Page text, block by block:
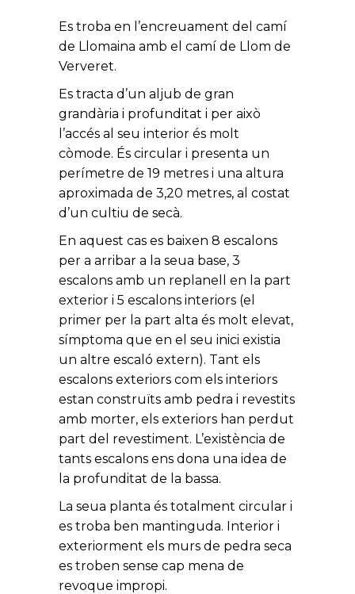
Es troba en l’encreuament del camí
de Llomaina amb el camí de Llom de
Ververet.
Es tracta d’un aljub de gran
grandària i profunditat i per això
l’accés al seu interior és molt
còmode. És circular i presenta un
perímetre de 19 metres i una altura
aproximada de 3,20 metres, al costat
d’un cultiu de secà.
En aquest cas es baixen 8 escalons
per a arribar a la seua base, 3
escalons amb un replanell en la part
exterior i 5 escalons interiors (el
primer per la part alta és molt elevat,
símptoma que en el seu inici existia
un altre escaló extern). Tant els
escalons exteriors com els interiors
estan construïts amb pedra i revestits
amb morter, els exteriors han perdut
part del revestiment. L’existència de
tants escalons ens dona una idea de
la profunditat de la bassa.
La seua planta és totalment circular i
es troba ben mantinguda. Interior i
exteriorment els murs de pedra seca
es troben sense cap mena de
revoque impropi.